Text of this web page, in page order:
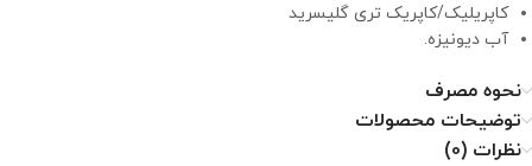
کاپریلیک/کاپریک تری ‌گلیسرید
آب دیونیزه.
نحوه مصرف
توضیحات محصولات
نظرات (0)